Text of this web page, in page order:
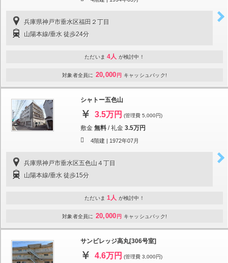
兵庫県神戸市垂水区福田２丁目
山陽本線/垂水 徒歩24分
ただいま 4人 が検討中！
対象者全員に 20,000 円 キャッシュバック!
シャトー五色山
3.5万円 (管理費 5,000円)
敷金 無料 /礼金 3.5万円
4階建 | 1972年07月
兵庫県神戸市垂水区五色山４丁目
山陽本線/垂水 徒歩15分
ただいま 1人 が検討中！
対象者全員に 20,000 円 キャッシュバック!
サンビレッジ高丸[306号室]
4.6万円 (管理費 3,000円)